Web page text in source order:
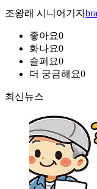
조왕래 시니어기자
좋아요0
화나요0
슬퍼요0
더 궁금해요0
최신뉴스